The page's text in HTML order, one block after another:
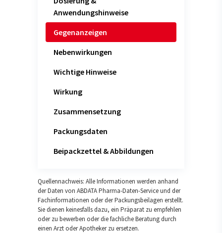
Anwendungshinweise
Gegenanzeigen
Nebenwirkungen
Wichtige Hinweise
Wirkung
Zusammensetzung
Packungsdaten
Beipackzettel & Abbildungen
Quellennachweis: Alle Informationen werden anhand
der Daten von ABDATA Pharma-Daten-Service und der
Fachinformationen oder der Packungsbeilagen erstellt.
Sie dienen keinesfalls dazu, ein Präparat zu empfehlen
oder zu bewerben oder die fachliche Beratung durch
einen Arzt oder Apotheker zu ersetzen.